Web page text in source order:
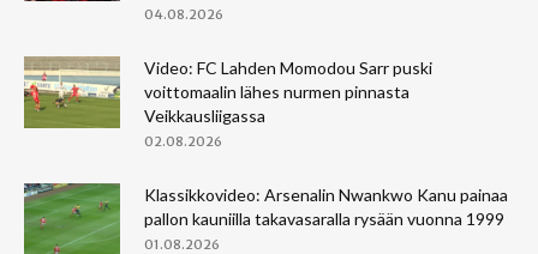
04.08.2026
Video: FC Lahden Momodou Sarr puski
voittomaalin lähes nurmen pinnasta
Veikkausliigassa
02.08.2026
Klassikkovideo: Arsenalin Nwankwo Kanu painaa
pallon kauniilla takavasaralla rysään vuonna 1999
01.08.2026